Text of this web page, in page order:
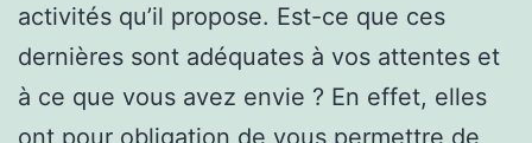
activités qu’il propose. Est-ce que ces
dernières sont adéquates à vos attentes et
à ce que vous avez envie ? En effet, elles
ont pour obligation de vous permettre de